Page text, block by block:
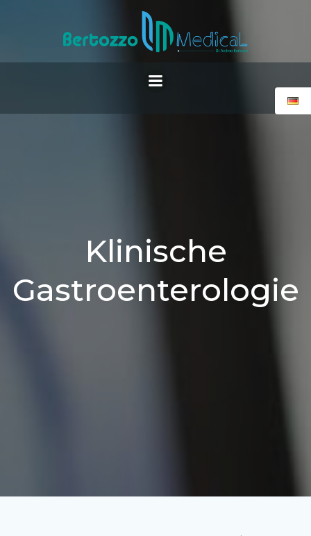
Inhalt
springen
Klinische
Gastroenterologie